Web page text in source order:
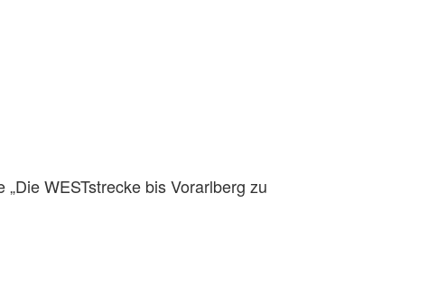
WESTstrecke bis Vorarlberg zu